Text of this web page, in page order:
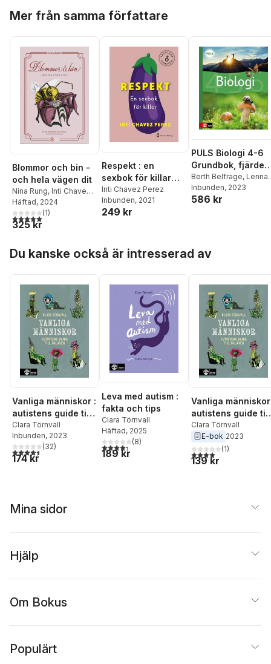
Mer från samma författare
Blommor och bin -
och hela vägen dit
Nina Rung, Inti Chavez
Perez
Häftad, 2024
5,0utav 5 stjärnor. Totalt antal röster:
(1)
325 kr
Respekt : en
sexbok för killar
(lättläst)
Inti Chavez Perez
Inbunden, 2021
249 kr
PULS Biologi 4-6
Grundbok, fjärde
upplagan
Berth Belfrage,
Enwall,Roger Olsson
Gitten Skiöld
Inbunden, 2023
586 kr
Du kanske också är intresserad av
Vanliga människor :
autistens guide till
galaxen
Clara Törnvall
Inbunden, 2023
4,5utav 5 stjärnor. Totalt antal röster:
(32)
174 kr
Leva med autism :
fakta och tips
Clara Törnvall
Häftad, 2025
4,3utav 5 stjärnor. Totalt antal röster:
(8)
189 kr
Vanliga
autistens guide till
galaxen
Clara Törnvall
E-bok 2023
4,0utav 5 stjärnor.
(1)
139 kr
Mina sidor
Hjälp
Om Bokus
Populärt